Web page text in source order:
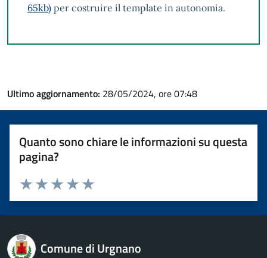
65kb) per costruire il template in autonomia.
Ultimo aggiornamento: 28/05/2024, ore 07:48
Quanto sono chiare le informazioni su questa
pagina?
Valuta 5 stelle su 5
Valuta 4 stelle su 5
Valuta 3 stelle su 5
Valuta 2 stelle su 5
Valuta 1 stelle su 5
Comune di Urgnano